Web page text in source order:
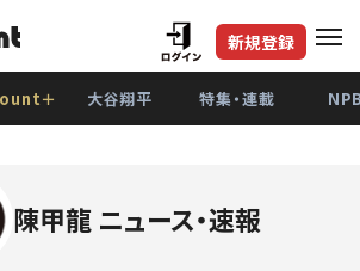
新規登録
＋ 大谷翔平 特集・連載
陳甲龍 ニュース・速報